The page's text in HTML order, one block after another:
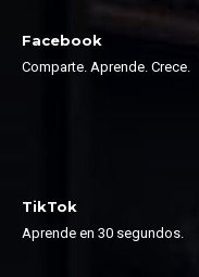
Facebook
Comparte. Aprende. Crece.
TikTok
Aprende en 30 segundos.